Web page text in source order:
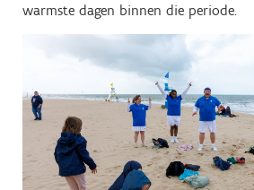
warmste dagen binnen die periode.